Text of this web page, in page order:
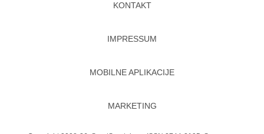
KONTAKT
IMPRESSUM
MOBILNE APLIKACIJE
MARKETING